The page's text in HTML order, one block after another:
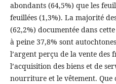
abondants (64,5%) que les
feuillées (1,3%). La majorité
(62,2%) documentée dans
à peine 37,8% sont
l’argent perçu de la vente des
l’acquisition des biens et de
nourriture et le vêtement. Que